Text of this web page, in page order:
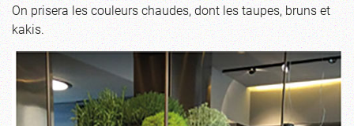
On prisera les couleurs chaudes, dont les taupes, bruns et
kakis.